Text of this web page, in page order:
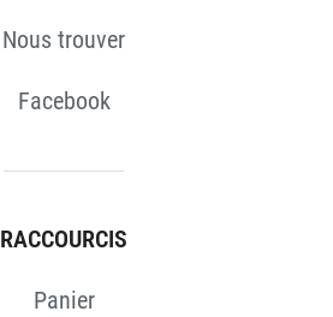
Nous trouver
Facebook
RACCOURCIS
Panier